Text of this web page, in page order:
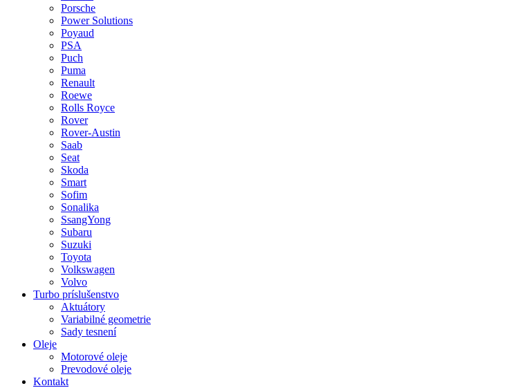
Porsche
Power Solutions
Poyaud
PSA
Puch
Puma
Renault
Roewe
Rolls Royce
Rover
Rover-Austin
Saab
Seat
Skoda
Smart
Sofim
Sonalika
SsangYong
Subaru
Suzuki
Toyota
Volkswagen
Volvo
Turbo príslušenstvo
Aktuátory
Variabilné geometrie
Sady tesnení
Oleje
Motorové oleje
Prevodové oleje
Kontakt